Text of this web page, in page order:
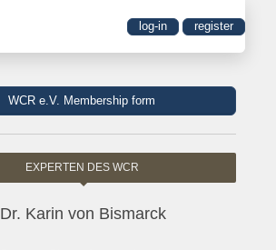
log-in register
WCR e.V. Membership form
EXPERTEN DES WCR
Dr. Karin von Bismarck